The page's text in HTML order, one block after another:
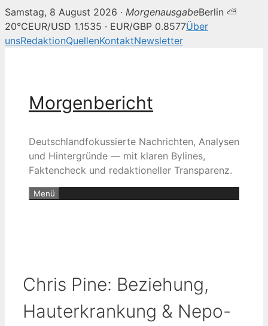
Samstag, 8 August 2026 · MorgenausgabeBerlin ⛅
20°CEUR/USD 1.1535 · EUR/GBP 0.8577Über
unsRedaktionQuellenKontaktNewsletter
Morgenbericht
Deutschlandfokussierte Nachrichten, Analysen
und Hintergründe — mit klaren Bylines,
Faktencheck und redaktioneller Transparenz.
Menü
Chris Pine: Beziehung,
Hauterkrankung & Nepo-